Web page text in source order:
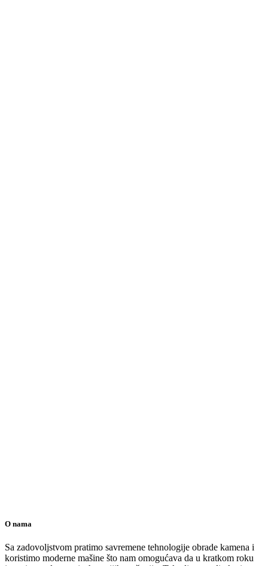
O nama
Sa zadovoljstvom pratimo savremene tehnologije obrade kamena i
koristimo moderne mašine što nam omogućava da u kratkom roku